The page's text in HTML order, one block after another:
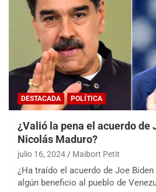
DESTACADA POLÍTICA
¿Valió la pena el acuerdo de
Nicolás Maduro?
julio 16, 2024 Maibort Petit
¿Ha traído el acuerdo de Joe
algún beneficio al pueblo de